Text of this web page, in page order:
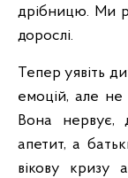
дрібницю. Ми
дорослі.
Тепер уявіть
емоцій, але
Вона нервує,
апетит, а
вікову кризу